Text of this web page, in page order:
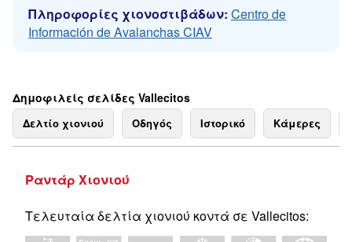
Πληροφορίες χιονοστιβάδων: Centro de
Información de Avalanchas CIAV
Δημοφιλείς σελίδες Vallecitos
Δελτίο χιονιού Οδηγός Ιστορικό Κάμερες
Ραντάρ Χιονιού
Τελευταία δελτία χιονιού κοντά σε Vallecitos: